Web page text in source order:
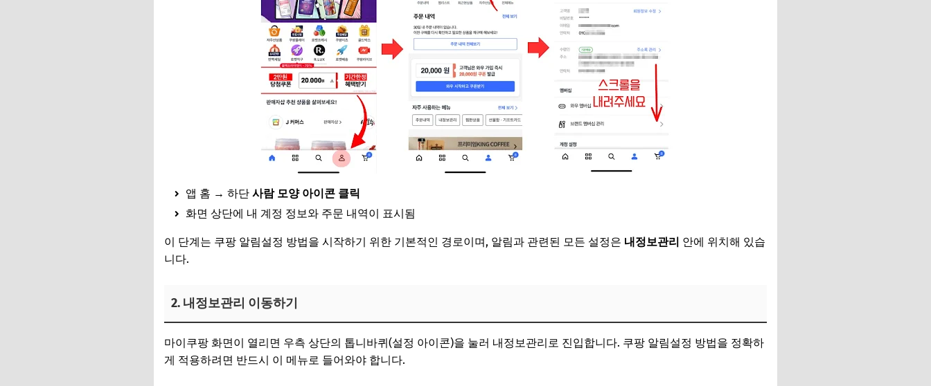
앱 홈 → 하단 사람 모양 아이콘 클릭
화면 상단에 내 계정 정보와 주문 내역이 표시됨
이 단계는 쿠팡 알림설정 방법을 시작하기 위한 기본적인 경로이며, 알림과 관련된 모든 설정은 내정보관리 안에 위치해 있습
니다.
2. 내정보관리 이동하기
마이쿠팡 화면이 열리면 우측 상단의 톱니바퀴(설정 아이콘)을 눌러 내정보관리로 진입합니다. 쿠팡 알림설정 방법을 정확하
게 적용하려면 반드시 이 메뉴로 들어와야 합니다.